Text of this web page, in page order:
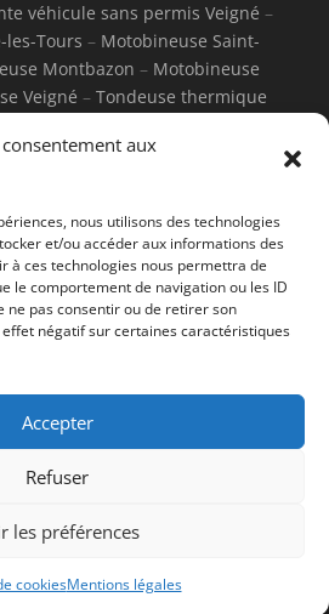
aux
nous utilisons des technologies
et/ou accéder aux informations des
à ces technologies nous permettra de
le comportement de navigation ou les ID
ne pas consentir ou de retirer son
négatif sur certaines caractéristiques
Accepter
Refuser
les préférences
cookiesMentions légales
véhicule sans permis Veigné –
les-Tours – Motobineuse Saint-
Montbazon – Motobineuse
Veigné – Tondeuse thermique
Montbazon–
–Tondeuse électrique
électrique Tours–Tondeuse
Veigné
Légales
- 2026 - Tous